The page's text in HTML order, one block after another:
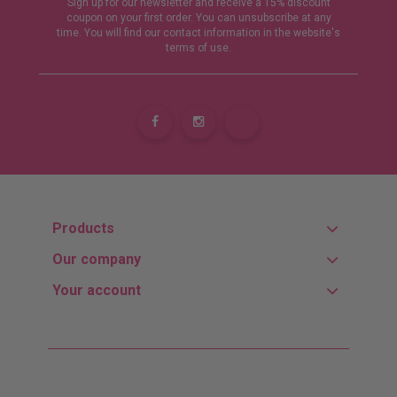
Sign up for our newsletter and receive a 15% discount
coupon on your first order. You can unsubscribe at any
time. You will find our contact information in the website's
terms of use.
Products
Our company
Your account